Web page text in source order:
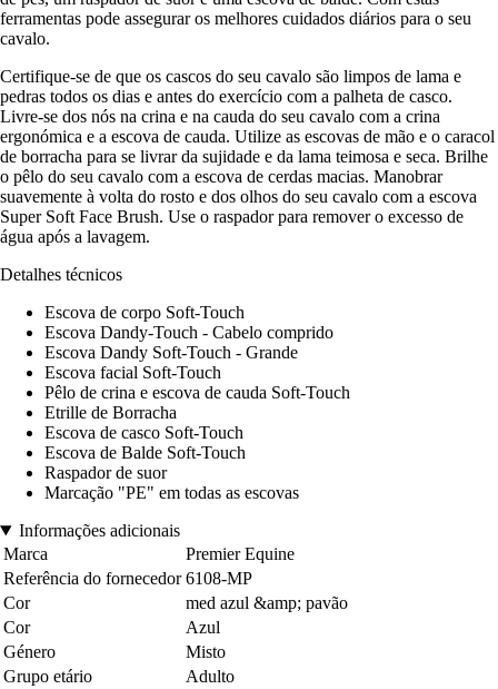
ferramentas pode assegurar os melhores cuidados diários para o seu
cavalo.
Certifique-se de que os cascos do seu cavalo são limpos de lama e
pedras todos os dias e antes do exercício com a palheta de casco.
Livre-se dos nós na crina e na cauda do seu cavalo com a crina
ergonómica e a escova de cauda. Utilize as escovas de mão e o caracol
de borracha para se livrar da sujidade e da lama teimosa e seca. Brilhe
o pêlo do seu cavalo com a escova de cerdas macias. Manobrar
suavemente à volta do rosto e dos olhos do seu cavalo com a escova
Super Soft Face Brush. Use o raspador para remover o excesso de
água após a lavagem.
Detalhes técnicos
Escova de corpo Soft-Touch
Escova Dandy-Touch - Cabelo comprido
Escova Dandy Soft-Touch - Grande
Escova facial Soft-Touch
Pêlo de crina e escova de cauda Soft-Touch
Etrille de Borracha
Escova de casco Soft-Touch
Escova de Balde Soft-Touch
Raspador de suor
Marcação "PE" em todas as escovas
Informações adicionais
Marca
Premier Equine
Referência do fornecedor 6108-MP
Cor
med azul &amp; pavão
Cor
Azul
Género
Misto
Grupo etário
Adulto